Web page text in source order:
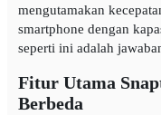
mengutamakan
smartphone dengan
seperti ini adalah
Fitur Utama
Berbeda